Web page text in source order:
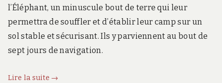
l’Éléphant, un minuscule bout de terre qui leur
permettra de souffler et d’établir leur camp sur un
sol stable et sécurisant. Ils y parviennent au bout de
sept jours de navigation.
Lire la suite L’odyssée
→